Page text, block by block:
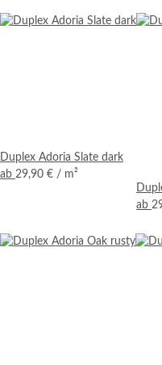
Duplex Adoria Slate dark
ab 29,90 € / m²
ab